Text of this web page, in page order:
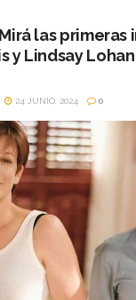
las primeras
y Lindsay
24 JUNIO, 2024 0